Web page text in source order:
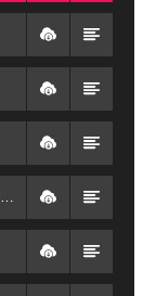
5. कुम्भकरण से हनुमानों से पूछ रहा है आर्यसमाज।